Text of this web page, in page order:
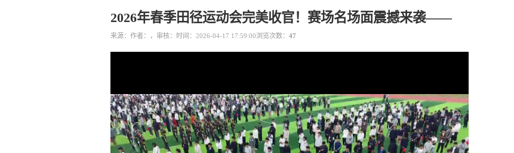
2026年春季田径运动会完美收官！赛场名场面震撼来袭——
来源： 作者：，审核： 时间：2026-04-17 17:59:00浏览次数： 47